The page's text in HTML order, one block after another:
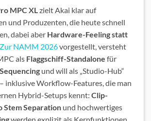
MPC XLzielt Akai klar auf
und Produzenten, die heute schnell
dabei aber Hardware-Feeling statt
Zur NAMM 2026vorgestellt, versteht
als Flaggschiff-Standalone für
und will als „Studio-Hub“
inklusive Workflow-Features, die man
Hybrid-Setups kennt: Clip-
Stem Separation und hochwertiges